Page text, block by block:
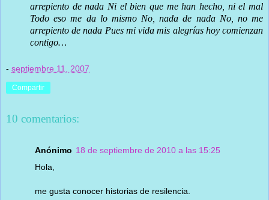
arrepiento de nada Ni el bien que me han hecho, ni el mal
Todo eso me da lo mismo No, nada de nada No, no me
arrepiento de nada Pues mi vida mis alegrías hoy comienzan
contigo…
- septiembre 11, 2007
Compartir
10 comentarios:
Anónimo 18 de septiembre de 2010 a las 15:25
Hola,
me gusta conocer historias de resilencia.